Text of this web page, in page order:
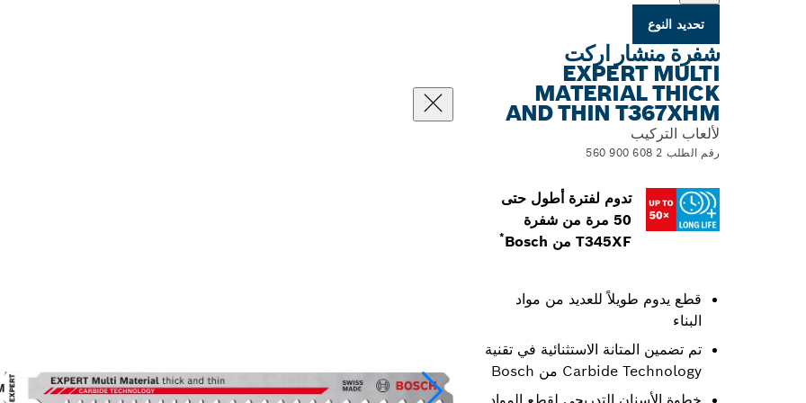
تحديد النوع
شفرة منشار اركت
EXPERT MULTI
MATERIAL THICK
AND THIN T367XHM
لألعاب التركيب
رقم الطلب 2 608 900 560
تدوم لفترة أطول حتى
50 مرة من شفرة
T345XF من Bosch
*
قطع يدوم طويلاً للعديد من مواد‬‬
البناء
تم تضمين المتانة الاستثنائية في تقنية
Carbide Technology من Bosch